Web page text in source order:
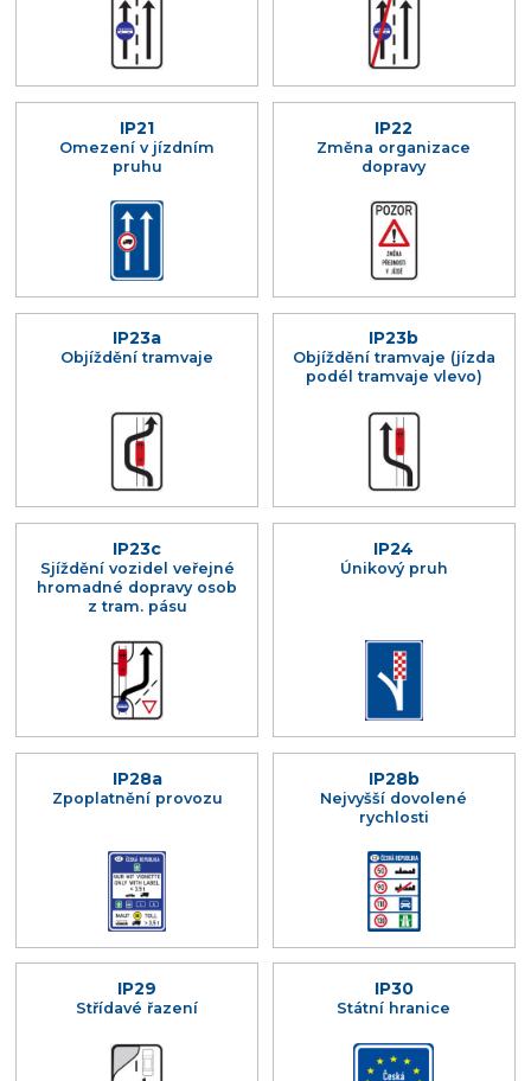
IP21
Omezení v jízdním
pruhu
IP22
Změna organizace
dopravy
IP23a
Objíždění tramvaje
IP23b
Objíždění tramvaje (jízda
podél tramvaje vlevo)
IP23c
Sjíždění vozidel veřejné
hromadné dopravy osob
z tram. pásu
IP24
Únikový pruh
IP28a
Zpoplatnění provozu
IP28b
Nejvyšší dovolené
rychlosti
IP29
Střídavé řazení
IP30
Státní hranice